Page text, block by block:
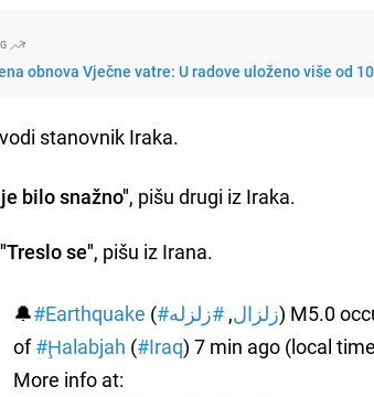
obnova Vječne vatre: U radove uloženo više od
stanovnik Iraka.
bilo snažno", pišu drugi iz Iraka.
se", pišu iz Irana.
🔔#Earthquake ( #زلزال,#زلزله
) M5.0
of#Ḩalabjah (#Iraq) 7 min ago (local
More info at: